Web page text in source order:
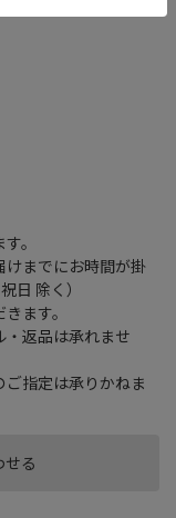
る
。
までにお時間が掛
除く）
ます。
返品は承れませ
指定は承りかねま